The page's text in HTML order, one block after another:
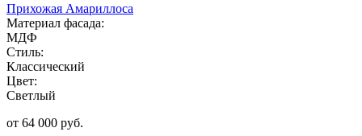
Прихожая Амариллоса
Материал фасада:
МДФ
Стиль:
Классический
Цвет:
Светлый
от 64 000 руб.